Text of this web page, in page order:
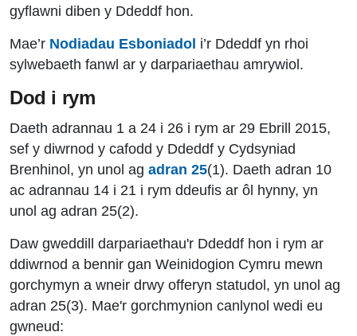
gyflawni diben y Ddeddf hon.
Mae’r Nodiadau Esboniadol i’r Ddeddf yn rhoi
sylwebaeth fanwl ar y darpariaethau amrywiol.
Dod i rym
Daeth adrannau 1 a 24 i 26 i rym ar 29 Ebrill 2015,
sef y diwrnod y cafodd y Ddeddf y Cydsyniad
Brenhinol, yn unol ag adran 25(1). Daeth adran 10
ac adrannau 14 i 21 i rym ddeufis ar ôl hynny, yn
unol ag adran 25(2).
Daw gweddill darpariaethau'r Ddeddf hon i rym ar
ddiwrnod a bennir gan Weinidogion Cymru mewn
gorchymyn a wneir drwy offeryn statudol, yn unol ag
adran 25(3). Mae'r gorchmynion canlynol wedi eu
gwneud: